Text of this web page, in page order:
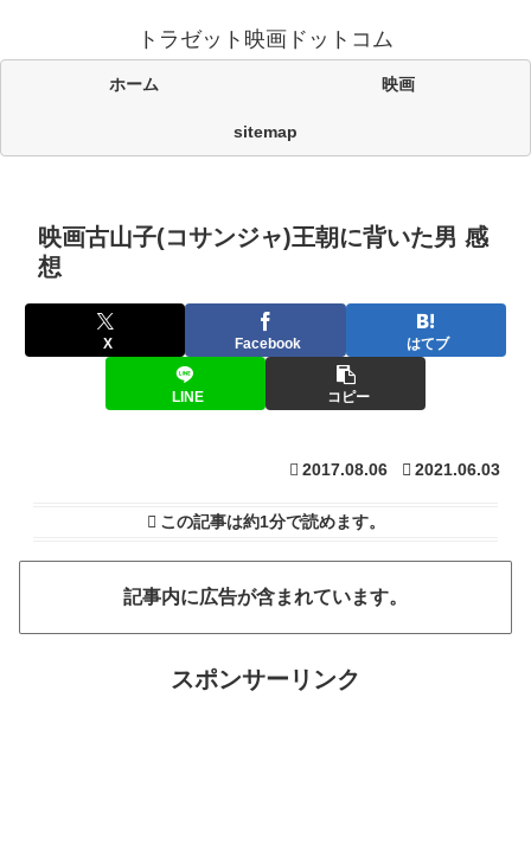
トラゼット映画ドットコム
ホーム 映画
sitemap
映画古山子(コサンジャ)王朝に背いた男 感
想
X Facebook はてブ
LINE コピー
2017.08.06 2021.06.03
この記事は約1分で読めます。
記事内に広告が含まれています。
スポンサーリンク